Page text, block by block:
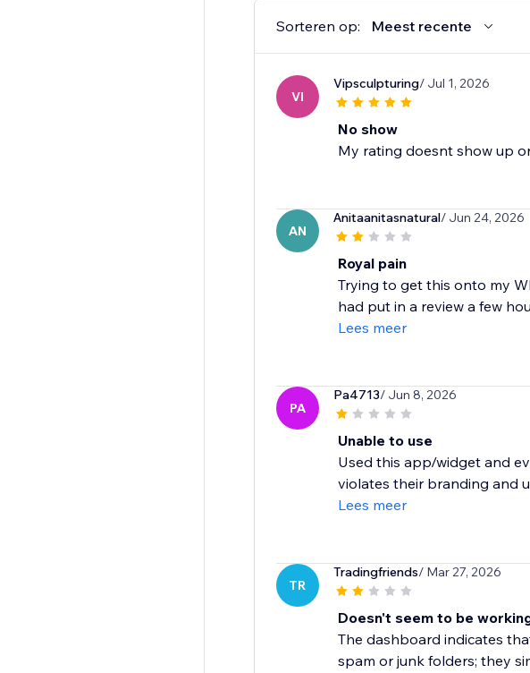
Sorteren op: Meest recente
VI
Vipsculpturing/ Jul 1, 2026
No show
My rating doesnt show up
AN
Anitaanitasnatural/ Jun 24, 2026
Royal pain
Trying to get this onto my
had put in a review a few
Lees meer
PA
Pa4713/ Jun 8, 2026
Unable to use
Used this app/widget and
violates their branding and
Lees meer
TR
Tradingfriends/ Mar 27, 2026
Doesn't seem to be
The dashboard indicates
spam or junk folders; they